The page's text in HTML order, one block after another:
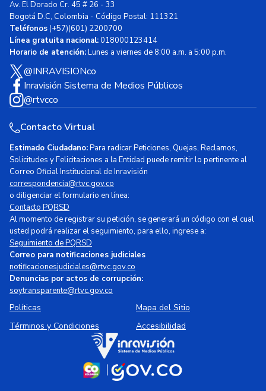
Av. El Dorado Cr. 45 # 26 - 33
Bogotá D.C, Colombia - Código Postal: 111321
Teléfonos(+57)(601) 2200700
Línea gratuita nacional:018000123414
Horario de atención:Lunes a viernes de 8:00 a.m. a 5:00 p.m.
@INRAVISIONco
Inravisión Sistema de Medios Públicos
@rtvcco
Contacto Virtual
Estimado Ciudadano:Para radicar Peticiones, Quejas, Reclamos,
Solicitudes y Felicitaciones a la Entidad puede remitir lo pertinente al
Correo Oficial Institucional de Inravisión
correspondencia@rtvc.gov.co
o diligenciar el formulario en línea:
Contacto PQRSD
Al momento de registrar su petición, se generará un código con el cual
usted podrá realizar el seguimiento, para ello, ingrese a:
Seguimiento de PQRSD
Correo para notificaciones judiciales
notificacionesjudiciales@rtvc.gov.co
Denuncias por actos de corrupción:
soytransparente@rtvc.gov.co
Políticas
Mapa del Sitio
Términos y Condiciones
Accesibilidad